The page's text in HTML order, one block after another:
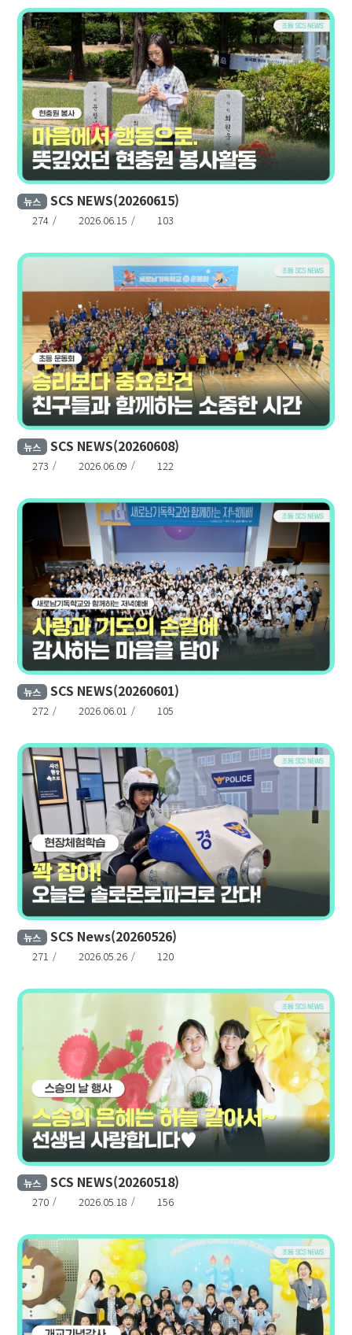
뉴스 SCS NEWS(20260615)
274 2026.06.15 103
뉴스 SCS NEWS(20260608)
273 2026.06.09 122
뉴스 SCS NEWS(20260601)
272 2026.06.01 105
뉴스 SCS News(20260526)
271 2026.05.26 120
뉴스 SCS NEWS(20260518)
270 2026.05.18 156